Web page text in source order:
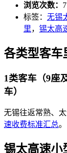
浏览次数：
标签： 无锡
里， 锡太高
各类型客车
1类客车（9座
车）
无锡往返常熟、
速收费标准汇总。
锡太高速小